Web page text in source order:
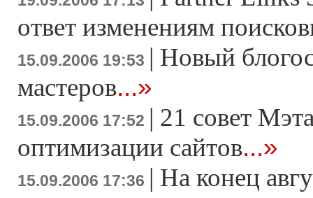
ответ изменениям
15.09.2006 19:53 | Новый
мастеров...»
15.09.2006 17:52 | 21 совет
оптимизации сайтов...»
15.09.2006 17:36 | На конец